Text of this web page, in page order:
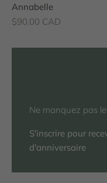
Annabelle
Prix de vente
$90.00 CAD
Ne manquez pas
S'inscrire pour
d'anniversaire